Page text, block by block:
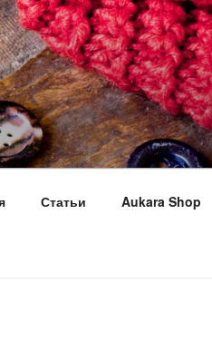
Статьи Aukara Shop